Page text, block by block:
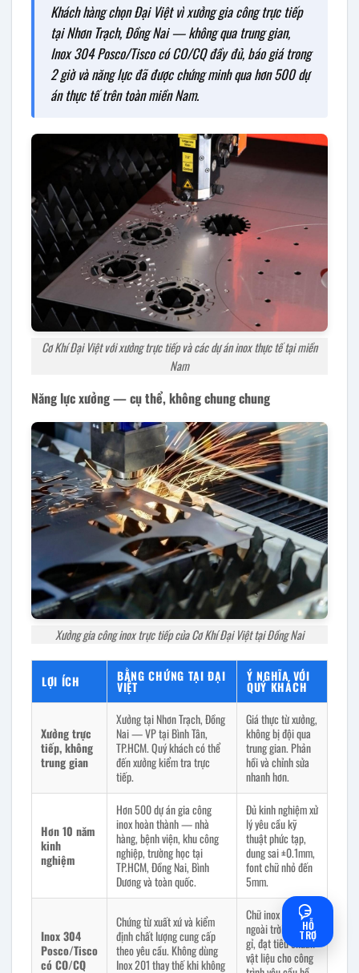
Khách hàng chọn Đại Việt vì xưởng gia công trực tiếp
tại Nhơn Trạch, Đồng Nai — không qua trung gian,
Inox 304 Posco/Tisco có CO/CQ đầy đủ, báo giá trong
2 giờ và năng lực đã được chứng minh qua hơn 500 dự
án thực tế trên toàn miền Nam.
Cơ Khí Đại Việt với xưởng trực tiếp và các dự án inox thực tế tại miền
Nam
Năng lực xưởng — cụ thể, không chung chung
Xưởng gia công inox trực tiếp của Cơ Khí Đại Việt tại Đồng Nai
LỢI ÍCH BẰNG CHỨNG TẠI ĐẠI
VIỆT
Ý NGHĨA VỚI
QUÝ KHÁCH
Xưởng trực
tiếp, không
trung gian
Xưởng tại Nhơn Trạch, Đồng
Nai — VP tại Bình Tân,
TP.HCM. Quý khách có thể
đến xưởng kiểm tra trực
tiếp.
Giá thực từ xưởng,
không bị đội qua
trung gian. Phản
hồi và chỉnh sửa
nhanh hơn.
Hơn 10 năm
kinh
nghiệm
Hơn 500 dự án gia công
inox hoàn thành — nhà
hàng, bệnh viện, khu công
nghiệp, trường học tại
TP.HCM, Đồng Nai, Bình
Dương và toàn quốc.
Đủ kinh nghiệm xử
lý yêu cầu kỹ
thuật phức tạp,
dung sai ±0.1mm,
font chữ nhỏ đến
5mm.
Inox 304
Posco/Tisco
có CO/CQ
Chứng từ xuất xứ và kiểm
định chất lượng cung cấp
theo yêu cầu. Không dùng
Inox 201 thay thế khi không
Chữ inox bền
ngoài trời, không
gỉ, đạt tiêu chuẩn
vật liệu cho công
HỖ
TRỢ